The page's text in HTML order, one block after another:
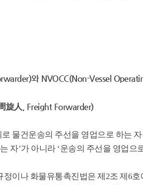
와 NVOCC(Non-Vessel
旋人, Freight Forwarder)
물건운송의 주선을 영업으로 하는
자’가 아니라 ‘운송의 주선을 영업으
정이나 화물유통촉진법은 제2조 제6